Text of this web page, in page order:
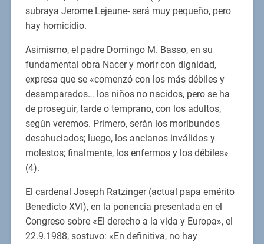
subraya Jerome Lejeune- será muy pequeño, pero
hay homicidio.
Asimismo, el padre Domingo M. Basso, en su
fundamental obra Nacer y morir con dignidad,
expresa que se «comenzó con los más débiles y
desamparados… los niños no nacidos, pero se ha
de proseguir, tarde o temprano, con los adultos,
según veremos. Primero, serán los moribundos
desahuciados; luego, los ancianos inválidos y
molestos; finalmente, los enfermos y los débiles»
(4).
El cardenal Joseph Ratzinger (actual papa emérito
Benedicto XVI), en la ponencia presentada en el
Congreso sobre «El derecho a la vida y Europa», el
22.9.1988, sostuvo: «En definitiva, no hay